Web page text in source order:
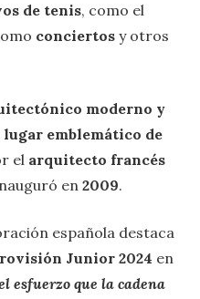
de tenis, como el
conciertos y otros
moderno y
lugar emblemático de
el arquitecto francés
en 2009.
española destaca
Junior 2024 en
esfuerzo que la cadena